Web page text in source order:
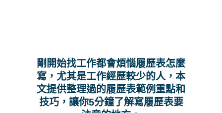
剛開始找工作都會煩惱履歷表怎麼
寫，尤其是工作經歷較少的人，本
文提供整理過的履歷表範例重點和
技巧，讓你5分鐘了解寫履歷表要